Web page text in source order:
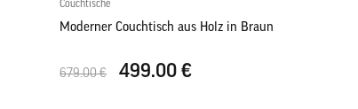
Couchtische
Moderner Couchtisch aus Holz in Braun
679.00 € 499.00 €